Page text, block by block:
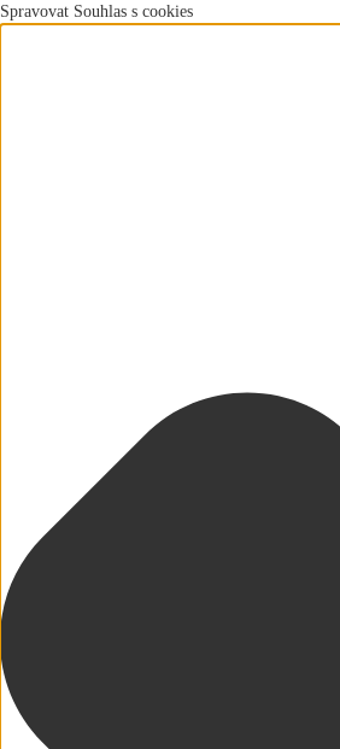
Spravovat Souhlas s cookies